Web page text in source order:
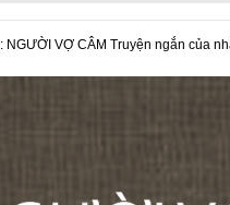
VỢ CÂM Truyện ngắn của